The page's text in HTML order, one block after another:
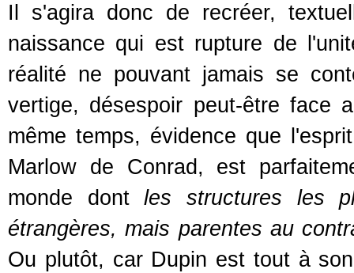
Il s'agira donc de recréer,
naissance qui est rupture de
réalité ne pouvant jamais se
vertige, désespoir peut-être face
même temps, évidence que
Marlow de Conrad, est
monde dontles structures les
étrangères, mais parentes au
Ou plutôt, car Dupin est tout à